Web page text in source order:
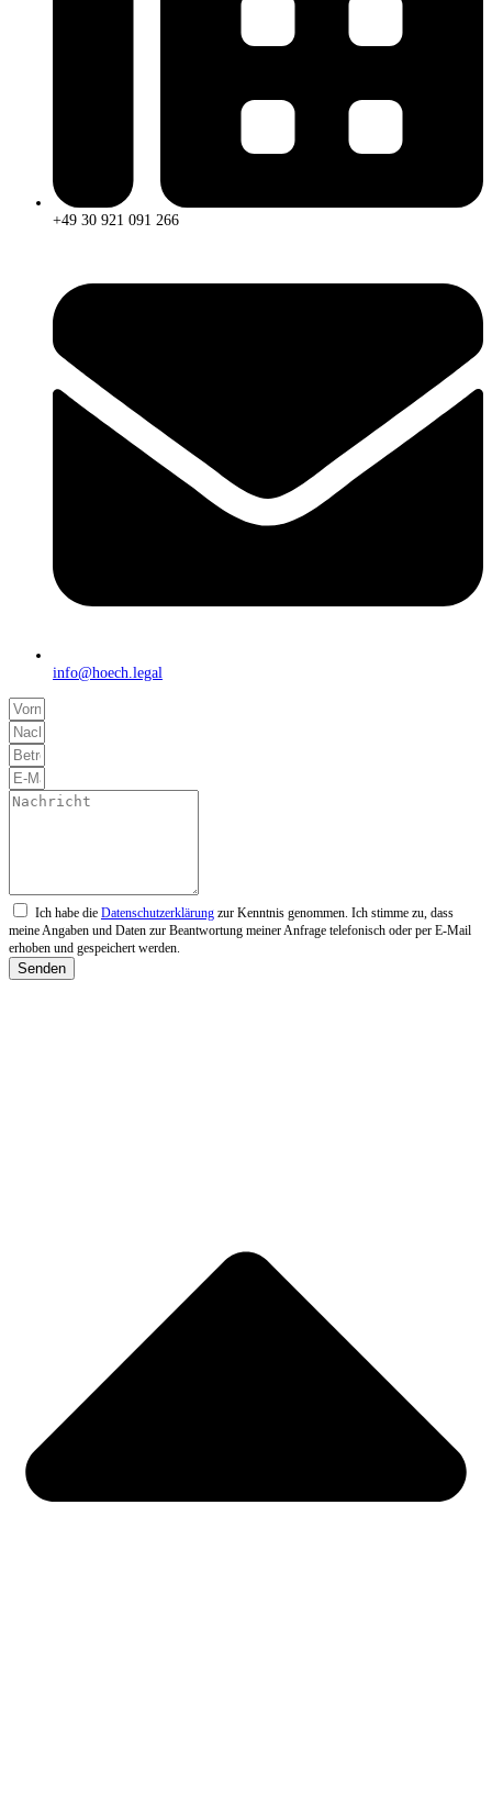
+49 30 921 091 266
info@hoech.legal
Ich habe die Datenschutzerklärung zur Kenntnis genommen. Ich stimme zu, dass
meine Angaben und Daten zur Beantwortung meiner Anfrage telefonisch oder per E-Mail
erhoben und gespeichert werden.
Senden